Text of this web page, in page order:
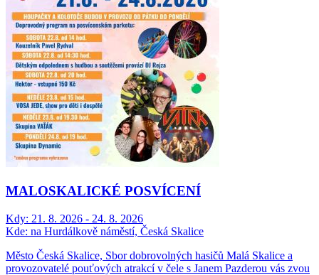
MALOSKALICKÉ POSVÍCENÍ
Kdy: 21. 8. 2026 - 24. 8. 2026
Kde: na Hurdálkově náměstí, Česká Skalice
Město Česká Skalice, Sbor dobrovolných hasičů Malá Skalice a
provozovatelé pouťových atrakcí v čele s Janem Pazderou vás zvou